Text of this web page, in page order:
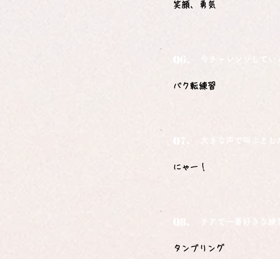
笑顔、勇気
Q6. 今チャレンジしてい
バク転練習
Q7. 大きな声で叫ぶとし
にゃー！
チアで一番好きな練
タンブリング